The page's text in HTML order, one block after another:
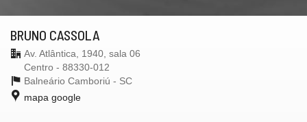
BRUNO CASSOLA
Av. Atlântica, 1940, sala 06
Centro - 88330-012
Balneário Camboriú - SC
mapa google